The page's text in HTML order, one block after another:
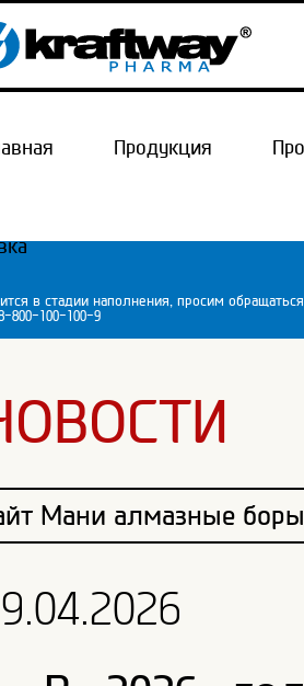
Продукция
в стадии наполнения, просим
800-100-100-9
Мани алмазные боры